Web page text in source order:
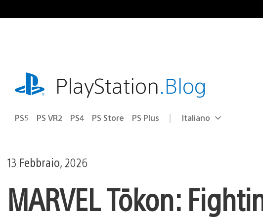
al
playstation.comPlayStation.Blog
PS5 PS VR2 PS4 PS Store PS Plus Seleziona
Regione
Italiano
13 Febbraio, 2026
MARVEL Tōkon: